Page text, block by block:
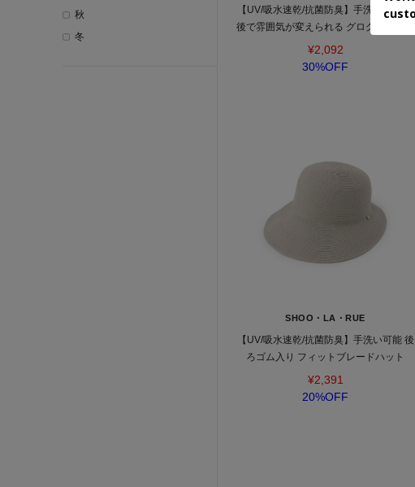
秋
冬
【UV/吸水速乾/抗菌防臭】手洗い可能 前
後で雰囲気が変えられる グログランハッ
ト
¥2,092
30%OFF
SHOO・LA・RUE
【UV/吸水速乾/抗菌防臭】手洗い可能 後
ろゴム入り フィットブレードハット
¥2,391
20%OFF